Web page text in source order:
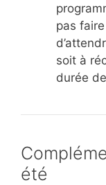
pas
soit à
durée
été